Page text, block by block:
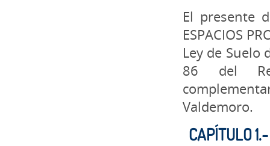
El presente
ESPACIOS
Ley de Suelo
86 del
Valdemoro.
CAPÍTULO